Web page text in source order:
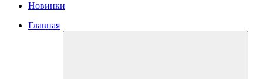
Новинки
Главная